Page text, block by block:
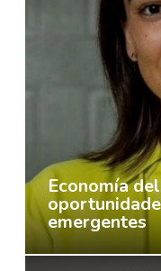
Economía
emergentes